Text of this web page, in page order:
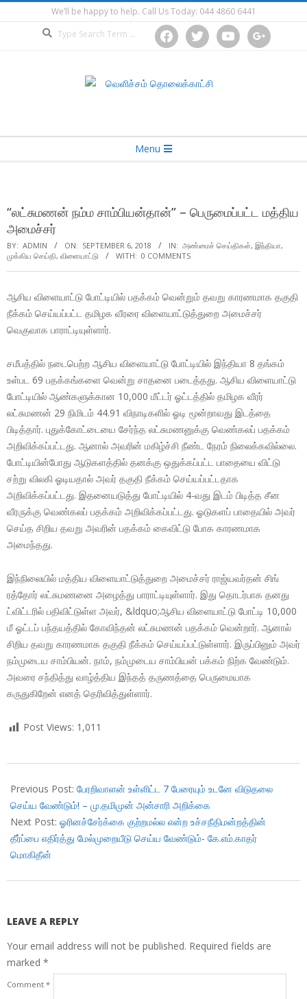
to
We’ll be happy to help. Call Us Today: 044 4860 6441
facebooktwitter youtube google
Menu
“லட்சுமணன் நம்ம சாம்பியன்தான்” – பெருமைப்பட்ட மத்திய
அமைச்சர்
BY: ADMIN ON: SEPTEMBER 6, 2018 IN: அண்மைச் செய்திகள், இந்தியா,
முக்கிய செய்தி, விளையாட்டு WITH: 0 COMMENTS
ஆசிய விளையாட்டு போட்டியில் பதக்கம் வென்றும் தவறு காரணமாக தகுதி
நீக்கம் செய்யப்பட்ட தமிழக வீரரை விளையாட்டுத்துறை அமைச்சர்
வெகுவாக பாராட்டியுள்ளார்.
சமீபத்தில் நடைபெற்ற ஆசிய விளையாட்டு போட்டியில் இந்தியா 8 தங்கம்
உள்பட 69 பதக்கங்களை வென்று சாதனை படைத்தது. ஆசிய விளையாட்டு
போட்டியில் ஆண்களுக்கான 10,000 மீட்டர் ஓட்டத்தில் தமிழக வீரர்
லட்சுமணன் 29 நிமிடம் 44.91 விநாடிகளில் ஓடி மூன்றாவது இடத்தை
பிடித்தார். புதுக்கோட்டையை சேர்ந்த லட்சுமணனுக்கு வெண்கலப் பதக்கம்
அறிவிக்கப்பட்டது. ஆனால் அவரின் மகிழ்ச்சி நீண்ட நேரம் நிலைக்கவில்லை.
போட்டியின்போது ஆடுகளத்தில் தனக்கு ஒதுக்கப்பட்ட பாதையை விட்டு
சற்று விலகி ஓடியதால் அவர் தகுதி நீக்கம் செய்யப்பட்டதாக
அறிவிக்கப்பட்டது. இதனையடுத்து போட்டியில் 4-வது இடம் பிடித்த சீன
வீரருக்கு வெண்கலப் பதக்கம் அறிவிக்கப்பட்டது. ஓடுகளப் பாதையில் அவர்
செய்த சிறிய தவறு அவரின் பதக்கம் கைவிட்டு போக காரணமாக
அமைந்தது.
இந்நிலையில் மத்திய விளையாட்டுத்துறை அமைச்சர் ராஜ்யவர்தன் சிங்
ரத்தோர் லட்சுமணனை அழைத்து பாராட்டியுள்ளார். இது தொடர்பாக தனது
ட்விட்டரில் பதிவிட்டுள்ள அவர், &ldquo;ஆசிய விளையாட்டு போட்டி 10,000
மீ ஓட்டப் பந்தயத்தில் கோவிந்தன் லட்சுமணன் பதக்கம் வென்றார். ஆனால்
சிறிய தவறு காரணமாக தகுதி நீக்கம் செய்யப்பட்டுள்ளார். இருப்பினும் அவர்
நம்முடைய சாம்பியன். நாம், நம்முடைய சாம்பியன் பக்கம் நிற்க வேண்டும்.
அவரை சந்தித்து வாழ்த்திய இந்தத் தருணத்தை பெருமையாக
கருதுகிறேன் எனத் தெரிவித்துள்ளார்.
Post Views: 1,011
09-
06
Previous Post: பேரறிவாளன் உள்ளிட்ட 7 பேரையும் உடனே விடுதலை
செய்ய வேண்டும்! – மு.தமிமுன் அன்சாரி அறிக்கை
Next Post: ஓரினச்சேர்க்கை குற்றமல்ல என்ற உச்சநீதிமன்றத்தின்
தீர்ப்பை எதிர்த்து மேல்முறையீடு செய்ய வேண்டும்- கே.எம்.காதர்
மொகிதீன்
LEAVE A REPLY
Your email address will not be published. Required fields are
marked *
Comment *